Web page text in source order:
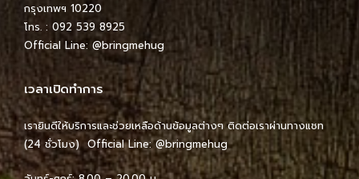
กรุงเทพฯ 10220
โทร. : 092 539 8925
Official Line: @bringmehug
เวลาเปิดทำการ
เรายินดีให้บริการและช่วยเหลือด้านข้อมูลต่างๆ ติดต่อเราผ่านทางแชท
(24 ชั่วโมง) Official Line:@bringmehug